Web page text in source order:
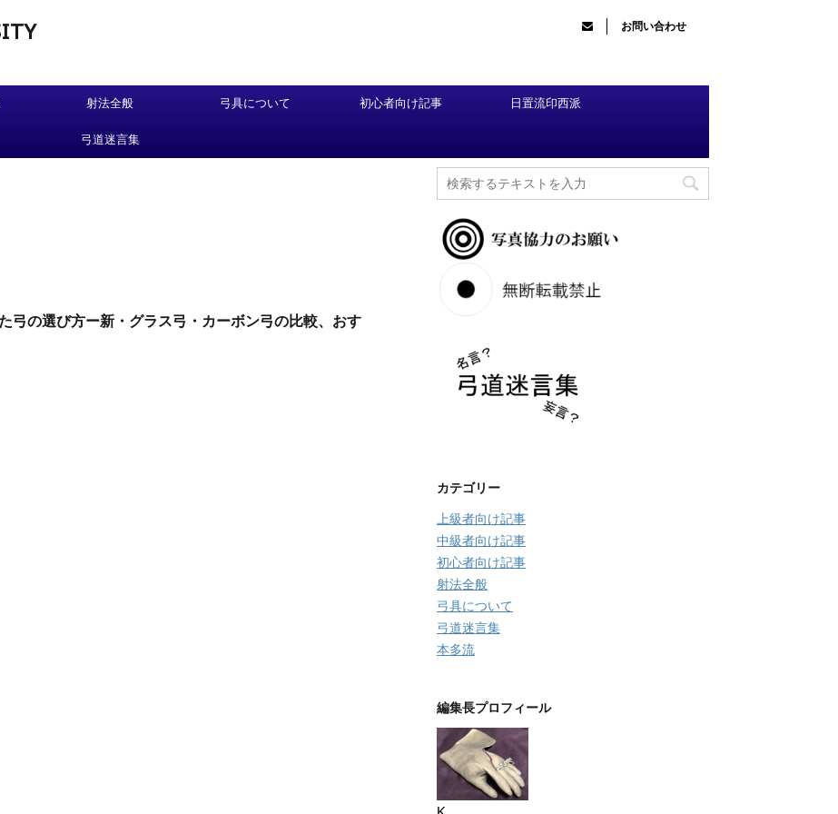
お問い合わせ
射法全般 弓具について 初心者向け記事 日置流印西派
弓道迷言集
弓の選び方ー新・グラス弓・カーボン弓の比較、おす
カテゴリー
上級者向け記事
中級者向け記事
初心者向け記事
射法全般
弓具について
弓道迷言集
本多流
編集長プロフィール